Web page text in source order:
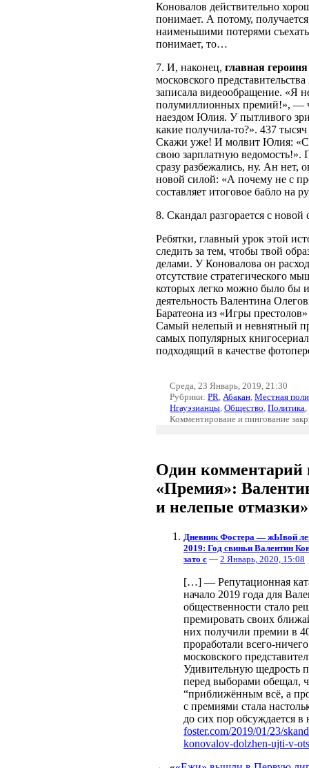
Коновалов действительно
понимает. А потому,
наименьшими потерями
понимает, то…
7. И, наконец, главная героиня
московского
записала видеообращение. «Я
полумиллионных премий!», —
наездом Юлия. У пытливого
какие получила-то?». 437
Скажи уже! И молвит Юлия: «С
свою зарплатную ведомость!».
сразу разбежались, ну. Ан нет,
новой силой: «А почему не с
составляет итоговое бабло на
8. Скандал разгорается с
Ребятки, главный урок этой
следить за тем, чтобы твой
делами. У Коновалова он
отсутствие стратегического
которых легко можно было бы
деятельность Валентина
Баратеона из «Игры
Самый нелепый и невнятный
самых популярных
подходящий в качестве
Среда, 23 Январь, 2019, 21:30
Рубрики: PR Абакан Местная
Нгауэзианцы Общество Политика
Комментироваие и пингование
Один комментарий
«Премия»:
и нелепые отмазки»
Дневник Фостера — жЫвой
2019: Год свиньи Валентин
зато с — 2 Январь, 2020, 15:08
[…] — Репутационная
начало 2019 года для
общественности стало
премировать своих
них получили премии в
проработали всего-
московского
Удивительную щедрость
перед выборами обещал,
“приближённым всё, а
с премиями стала
до сих пор обсуждается в
foster.com/2019/01/23/
konovalov-dolzhen-ujti-v-